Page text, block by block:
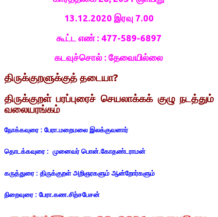
13.12.2020 இரவு 7.00
கூட்ட எண் : 477-589-6897
கடவுச்சொல் : தேவையில்லை
திருக்குறளுக்குத் தடையா?
திருக்குறள் பரப்புரைச் செயலாக்கக் குழு நடத்தும்
வலையரங்கம்
நோக்கவுரை : பேரா.மறைமலை இலக்குவனார்
தொடக்கவுரை : முனைவர் பொன்.கோதண்டராமன்
கருத்துரை : திருக்குறள் அறிஞரகளும் ஆன்றோர்களும்
நிறைவுரை : பேரா.கண.சிற்சபேசன்